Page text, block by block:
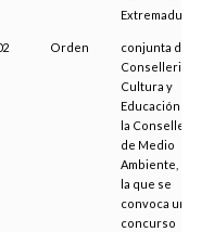
Extremadura
Orden
conjunta de la
Conselleria de
Cultura y
Educación y de
la Conselleria
de Medio
Ambiente, por
la que se
convoca un
concurso